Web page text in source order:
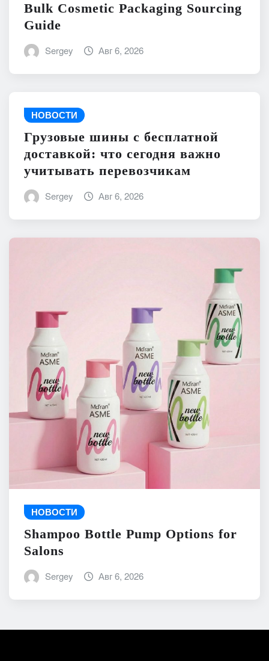
Bulk Cosmetic Packaging Sourcing
Guide
Sergey Авг 6, 2026
НОВОСТИ
Грузовые шины с бесплатной
доставкой: что сегодня важно
учитывать перевозчикам
Sergey Авг 6, 2026
НОВОСТИ
Shampoo Bottle Pump Options for
Salons
Sergey Авг 6, 2026